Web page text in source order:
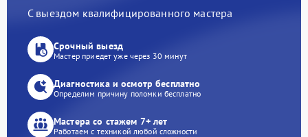
С выездом квалифицированного мастера
Срочный выезд
Мастер приедет уже через 30 минут
Диагностика и осмотр бесплатно
Определим причину поломки бесплатно
Мастера со стажем 7+ лет
Работаем с техникой любой сложности